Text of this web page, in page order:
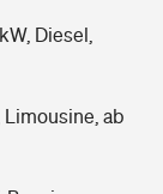
Diesel,
Limousine, ab